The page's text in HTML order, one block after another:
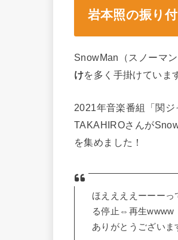
岩本照の振り
SnowMan（スノーマ
けを多く手掛けていま
2021年音楽番組「関
TAKAHIROさんが
を集めました！
ほええええーーー
る停止⇔再生wwww
ありがとうございま